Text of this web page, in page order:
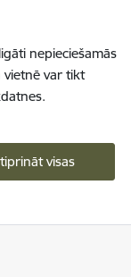
nepieciešamās
vietnē var tikt
visas